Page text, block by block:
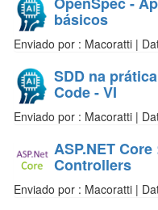
básicos
Enviado por : Macoratti |
SDD na
Code - VI
Enviado por : Macoratti |
ASP.NET
Controllers
Enviado por : Macoratti |